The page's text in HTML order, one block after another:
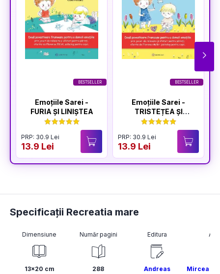
BESTSELLER
Emoțiile Sarei -
FURIA ȘI LINIȘTEA
PRP: 30.9 Lei
13.9 Lei
BESTSELLER
Emoțiile Sarei -
TRISTEȚEA ȘI
BUCURIA
PRP: 30.9 Lei
13.9 Lei
Specificații Recreatia mare
Dimensiune
13x20 cm
Număr pagini
288
Editura
Andreas Mircea